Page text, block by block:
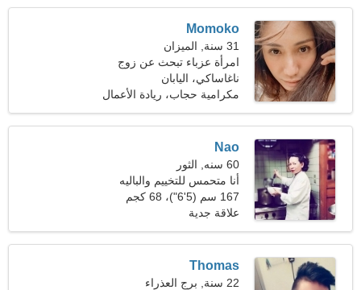
Momoko
31 سنة, الميزان
امرأة عزباء تبحث عن زوج
36-38
ناغاساكي، اليابان
مكرامية حجاب، ريادة الأعمال
Nao
60 سنه, الثور
أنا متحمس للتخييم والباليه
167 سم (5'6")، 68 كجم
(149 رطلا)
علاقة جدية
Thomas
22 سنة, برج العذراء